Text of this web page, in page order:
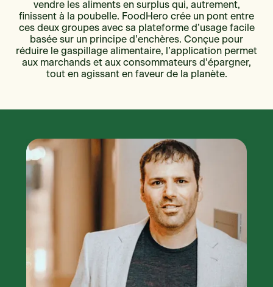
vendre les aliments en surplus qui, autrement,
finissent à la poubelle. FoodHero crée un pont entre
ces deux groupes avec sa plateforme d’usage facile
basée sur un principe d’enchères. Conçue pour
réduire le gaspillage alimentaire, l’application permet
aux marchands et aux consommateurs d’épargner,
tout en agissant en faveur de la planète.